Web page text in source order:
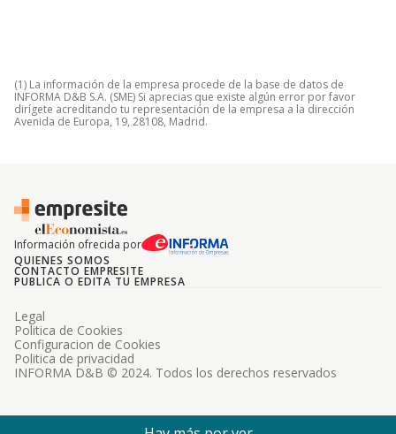
(1) La información de la empresa procede de la base de datos de
INFORMA D&B S.A. (SME) Si aprecias que existe algún error por favor
dirígete acreditando tu representación de la empresa a la dirección
Avenida de Europa, 19, 28108, Madrid.
Información ofrecida por
QUIENES SOMOS
CONTACTO EMPRESITE
PUBLICA O EDITA TU EMPRESA
INFORMA D&B © 2024. Todos los derechos reservados
Legal
Politica de Cookies
Configuracion de Cookies
Politica de privacidad